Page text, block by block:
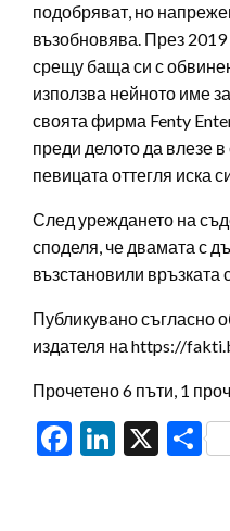
подобряват, но
възобновява. През
срещу баща си с
използва нейното име
своята фирма Fenty
преди делото да влезе
певицата оттегля иска
След уреждането на
споделя, че двамата с
възстановили връзката
Публикувано съгласно
издателя на https://
Прочетено 6 пъти, 1
Facebook
LinkedIn
X